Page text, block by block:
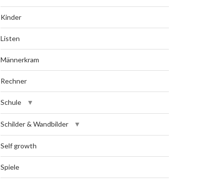
Kinder
Listen
Männerkram
Rechner
Schule
Schilder & Wandbilder
Self growth
Spiele